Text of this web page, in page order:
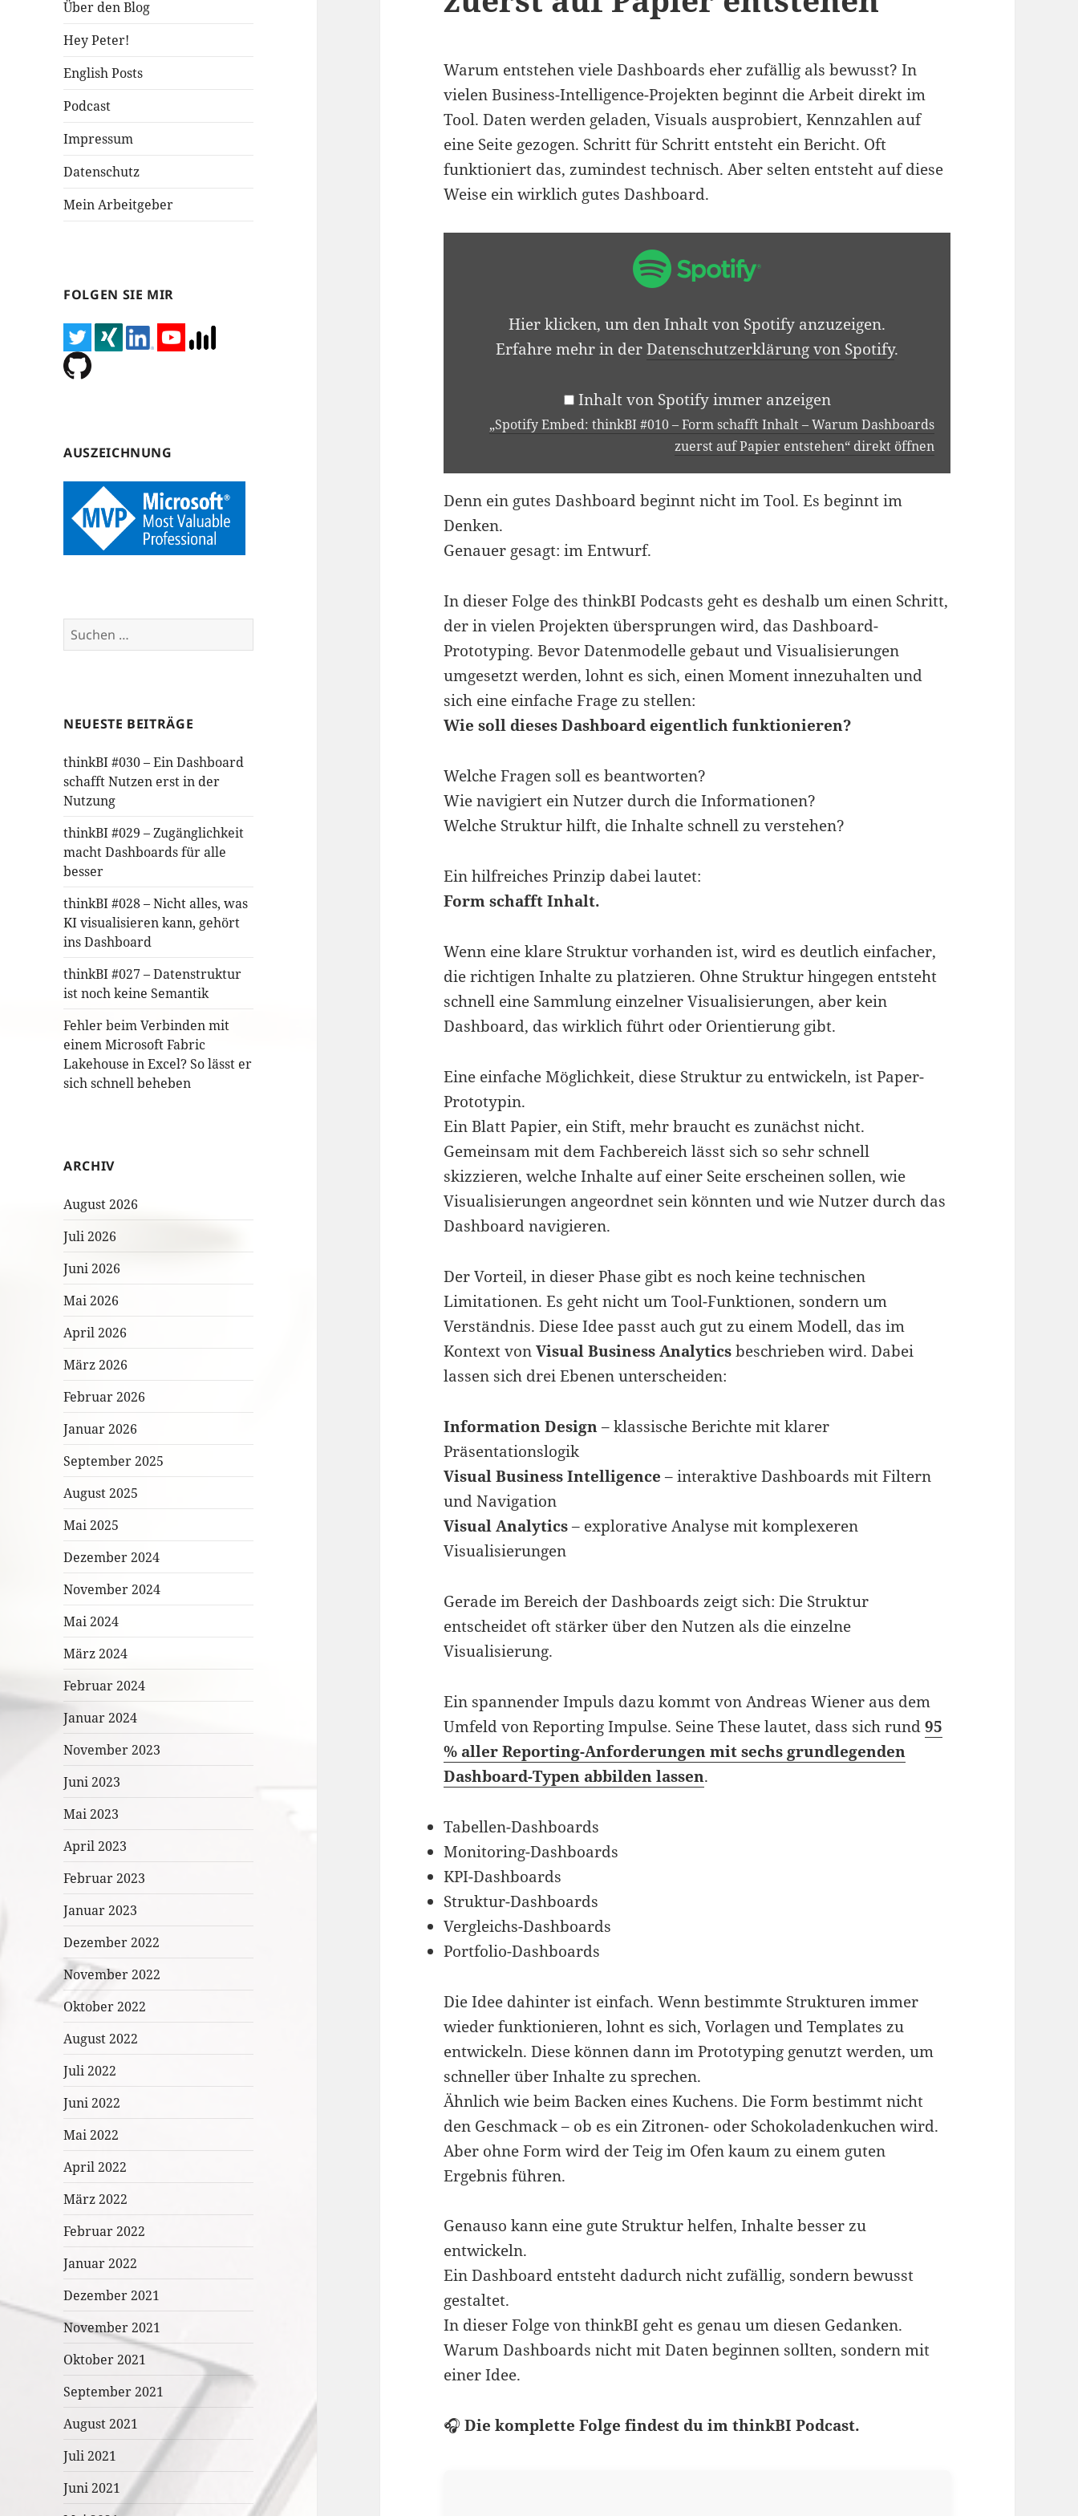
Über den Blog
Hey Peter!
English Posts
Podcast
Impressum
Datenschutz
Mein Arbeitgeber
FOLGEN SIE MIR
AUSZEICHNUNG
Suchen
nach:
NEUESTE BEITRÄGE
thinkBI #030 – Ein Dashboard
schafft Nutzen erst in der
Nutzung
thinkBI #029 – Zugänglichkeit
macht Dashboards für alle
besser
thinkBI #028 – Nicht alles, was
KI visualisieren kann, gehört
ins Dashboard
thinkBI #027 – Datenstruktur
ist noch keine Semantik
Fehler beim Verbinden mit
einem Microsoft Fabric
Lakehouse in Excel? So lässt er
sich schnell beheben
ARCHIV
August 2026
Juli 2026
Juni 2026
Mai 2026
April 2026
März 2026
Februar 2026
Januar 2026
September 2025
August 2025
Mai 2025
Dezember 2024
November 2024
Mai 2024
März 2024
Februar 2024
Januar 2024
November 2023
Juni 2023
Mai 2023
April 2023
Februar 2023
Januar 2023
Dezember 2022
November 2022
Oktober 2022
August 2022
Juli 2022
Juni 2022
Mai 2022
April 2022
März 2022
Februar 2022
Januar 2022
Dezember 2021
November 2021
Oktober 2021
September 2021
August 2021
Juli 2021
Juni 2021
Warum entstehen viele Dashboards eher zufällig als bewusst? In
vielen Business-Intelligence-Projekten beginnt die Arbeit direkt im
Tool. Daten werden geladen, Visuals ausprobiert, Kennzahlen auf
eine Seite gezogen. Schritt für Schritt entsteht ein Bericht. Oft
funktioniert das, zumindest technisch. Aber selten entsteht auf diese
Weise ein wirklich gutes Dashboard.
SCHAFFT
DASHBOARDS
ZUERST
PAPIER
VON
SPOTIFY
ANZEIGEN
Hier klicken, um den Inhalt von Spotify anzuzeigen.
Erfahre mehr in derDatenschutzerklärung von Spotify.
Inhalt von Spotify immer anzeigen
„Spotify Embed: thinkBI #010 – Form schafft Inhalt – Warum Dashboards
zuerst auf Papier entstehen“ direkt öffnen
Denn ein gutes Dashboard beginnt nicht im Tool. Es beginnt im
Denken.
Genauer gesagt: im Entwurf.
In dieser Folge des thinkBI Podcasts geht es deshalb um einen Schritt,
der in vielen Projekten übersprungen wird, das Dashboard-
Prototyping. Bevor Datenmodelle gebaut und Visualisierungen
umgesetzt werden, lohnt es sich, einen Moment innezuhalten und
sich eine einfache Frage zu stellen:
Wie soll dieses Dashboard eigentlich funktionieren?
Welche Fragen soll es beantworten?
Wie navigiert ein Nutzer durch die Informationen?
Welche Struktur hilft, die Inhalte schnell zu verstehen?
Ein hilfreiches Prinzip dabei lautet:
Form schafft Inhalt.
Wenn eine klare Struktur vorhanden ist, wird es deutlich einfacher,
die richtigen Inhalte zu platzieren. Ohne Struktur hingegen entsteht
schnell eine Sammlung einzelner Visualisierungen, aber kein
Dashboard, das wirklich führt oder Orientierung gibt.
Eine einfache Möglichkeit, diese Struktur zu entwickeln, ist Paper-
Prototypin.
Ein Blatt Papier, ein Stift, mehr braucht es zunächst nicht.
Gemeinsam mit dem Fachbereich lässt sich so sehr schnell
skizzieren, welche Inhalte auf einer Seite erscheinen sollen, wie
Visualisierungen angeordnet sein könnten und wie Nutzer durch das
Dashboard navigieren.
Der Vorteil, in dieser Phase gibt es noch keine technischen
Limitationen. Es geht nicht um Tool-Funktionen, sondern um
Verständnis. Diese Idee passt auch gut zu einem Modell, das im
Kontext vonVisual Business Analyticsbeschrieben wird. Dabei
lassen sich drei Ebenen unterscheiden:
Information Design– klassische Berichte mit klarer
Präsentationslogik
Visual Business Intelligence – interaktive Dashboards mit Filtern
und Navigation
Visual Analytics– explorative Analyse mit komplexeren
Visualisierungen
Gerade im Bereich der Dashboards zeigt sich: Die Struktur
entscheidet oft stärker über den Nutzen als die einzelne
Visualisierung.
Ein spannender Impuls dazu kommt von Andreas Wiener aus dem
Umfeld von Reporting Impulse. Seine These lautet, dass sich rund95
% aller Reporting-Anforderungen mit sechs grundlegenden
Dashboard-Typen abbilden lassen.
Tabellen-Dashboards
Monitoring-Dashboards
KPI-Dashboards
Struktur-Dashboards
Vergleichs-Dashboards
Portfolio-Dashboards
Die Idee dahinter ist einfach. Wenn bestimmte Strukturen immer
wieder funktionieren, lohnt es sich, Vorlagen und Templates zu
entwickeln. Diese können dann im Prototyping genutzt werden, um
schneller über Inhalte zu sprechen.
Ähnlich wie beim Backen eines Kuchens. Die Form bestimmt nicht
den Geschmack – ob es ein Zitronen- oder Schokoladenkuchen wird.
Aber ohne Form wird der Teig im Ofen kaum zu einem guten
Ergebnis führen.
Genauso kann eine gute Struktur helfen, Inhalte besser zu
entwickeln.
Ein Dashboard entsteht dadurch nicht zufällig, sondern bewusst
gestaltet.
In dieser Folge von thinkBI geht es genau um diesen Gedanken.
Warum Dashboards nicht mit Daten beginnen sollten, sondern mit
einer Idee.
🎧Die komplette Folge findest du im thinkBI Podcast.